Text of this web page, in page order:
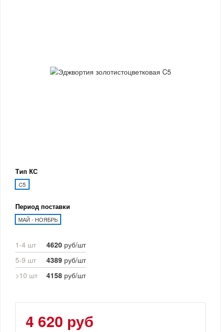
Тип КС
C5
Период поставки
МАЙ - НОЯБРЬ
1-4 шт 4620 руб/шт
5-9 шт
4389 руб/шт
>10 шт
4158 руб/шт
4 620 руб